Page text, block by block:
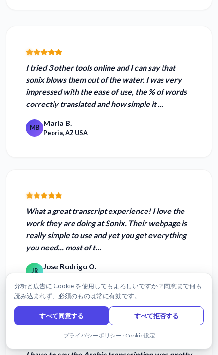
I tried 3 other tools online and I can say that
sonix blows them out of the water. I was very
impressed with theease of use, the % of words
correctly translatedand how simple it ...
MB Maria B.
Peoria, AZ USA
What a great transcript experience!I love the
work they are doing at Sonix. Their webpage is
really simple to useand yet you get everything
you need... most of t...
JR Jose Rodrigo O.
チャットで問い合わせる
分析と広告に Cookie を使用してもよろしいですか？同意まで何も
読み込まれず、必須のものは常に有効です。
すべて同意する すべて拒否する
プライバシーポリシー · Cookie設定